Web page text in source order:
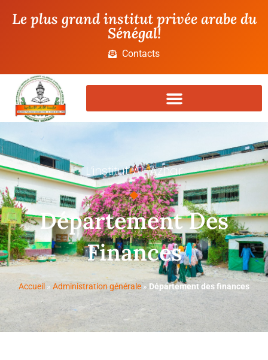
Le plus grand institut privée arabe du
Sénégal!
Contacts
L’institut Al-Azhar
Département Des
Finances
Accueil » Administration générale » Département des finances